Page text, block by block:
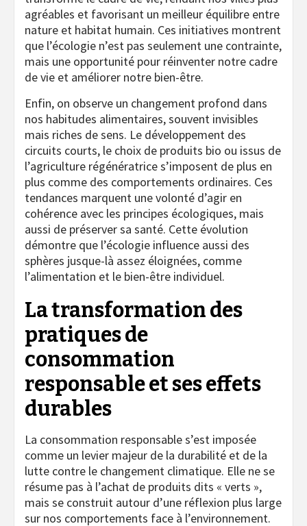
agréables et favorisant un meilleur équilibre entre
nature et habitat humain. Ces initiatives montrent
que l’écologie n’est pas seulement une contrainte,
mais une opportunité pour réinventer notre cadre
de vie et améliorer notre bien-être.
Enfin, on observe un changement profond dans
nos habitudes alimentaires, souvent invisibles
mais riches de sens. Le développement des
circuits courts, le choix de produits bio ou issus de
l’agriculture régénératrice s’imposent de plus en
plus comme des comportements ordinaires. Ces
tendances marquent une volonté d’agir en
cohérence avec les principes écologiques, mais
aussi de préserver sa santé. Cette évolution
démontre que l’écologie influence aussi des
sphères jusque-là assez éloignées, comme
l’alimentation et le bien-être individuel.
La transformation des
pratiques de
consommation
responsable et ses effets
durables
La consommation responsable s’est imposée
comme un levier majeur de la durabilité et de la
lutte contre le changement climatique. Elle ne se
résume pas à l’achat de produits dits « verts »,
mais se construit autour d’une réflexion plus large
sur nos comportements face à l’environnement.